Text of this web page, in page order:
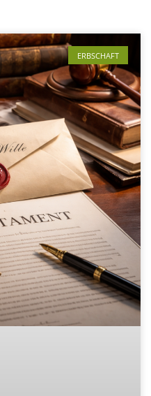
ERBSCHAFT